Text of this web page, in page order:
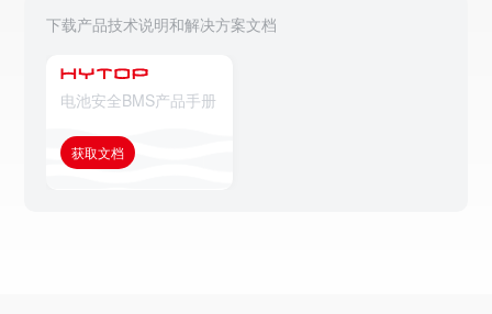
下载产品技术说明和解决方案文档
电池安全BMS产品手册
获取文档